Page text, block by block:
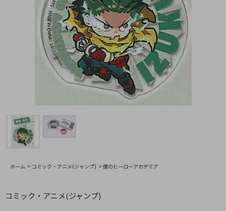
ホーム > コミック・アニメ(ジャンプ) > 僕のヒーローアカデミア
コミック・アニメ(ジャンプ)